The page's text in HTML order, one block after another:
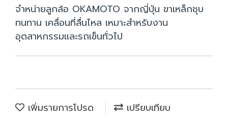
จำหน่ายลูกล้อ OKAMOTO จากญี่ปุ่น ขาเหล็กชุบ
ทนทาน เคลื่อนที่ลื่นไหล เหมาะสำหรับงาน
อุตสาหกรรมและรถเข็นทั่วไป
เพิ่มรายการโปรด
เปรียบเทียบ